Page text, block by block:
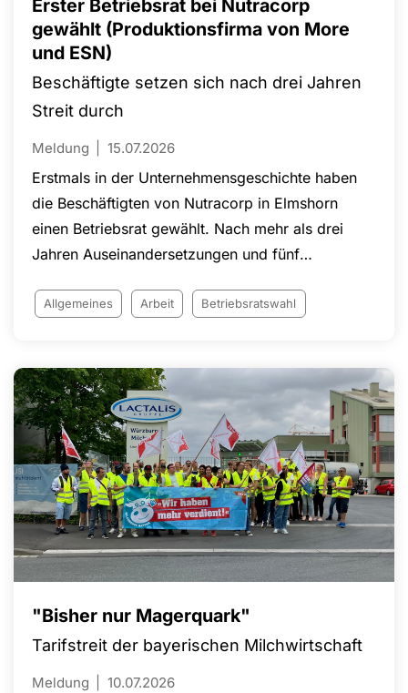
gestalten die Arbeit der NGG bereits heute aktiv
mit.
Erster Betriebsrat bei Nutracorp
gewählt (Produktionsfirma von More
und ESN)
Beschäftigte setzen sich nach drei Jahren
Streit durch
Meldung 15.07.2026
Erstmals in der Unternehmensgeschichte haben
die Beschäftigten von Nutracorp in Elmshorn
einen Betriebsrat gewählt. Nach mehr als drei
Jahren Auseinandersetzungen und fünf
durchgeführt werden. Rund 500 Beschäftigte des
einen Betriebsrat vertreten. Die Gewerkschaft
Nahrung-Genuss-Gaststätten (NGG) begrüßt die
Wahl als bedeutenden Erfolg für die
Mitbestimmung und fordert Nutracorp sowie den
Mutterkonzern The Quality Group auf, die
Arbeitnehmervertretung uneingeschränkt zu
akzeptieren.
Allgemeines Arbeit Betriebsratswahl
"Bisher nur Magerquark"
Tarifstreit der bayerischen Milchwirtschaft
Meldung 10.07.2026